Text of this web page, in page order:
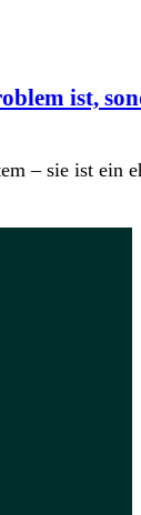
ist,
– sie ist ein